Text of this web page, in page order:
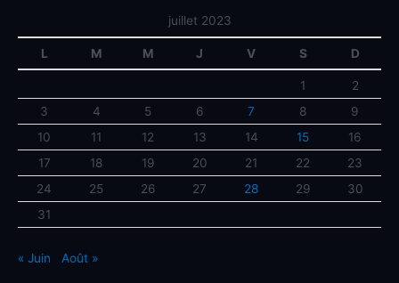
juillet 2023
L M M J V S D
1
2
3
4 5 6 7 8
9
10
11 12 13 14 15
16
17
18 19 20 21 22
23
24
25 26 27 28 29
30
31
« Juin Août »